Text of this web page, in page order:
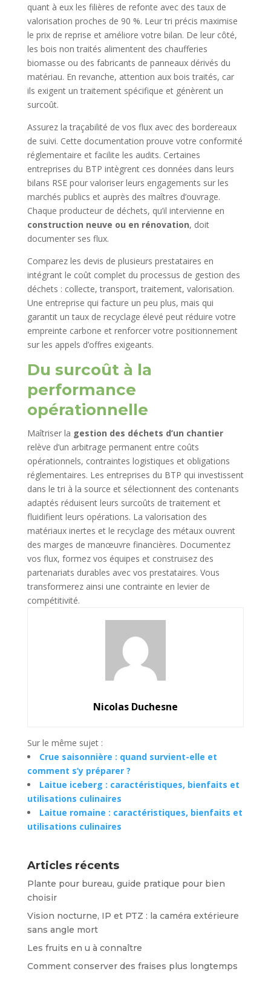
quant à eux les filières de refonte avec des taux de
valorisation proches de 90 %. Leur tri précis maximise
le prix de reprise et améliore votre bilan. De leur côté,
les bois non traités alimentent des chaufferies
biomasse ou des fabricants de panneaux dérivés du
matériau. En revanche, attention aux bois traités, car
ils exigent un traitement spécifique et génèrent un
surcoût.
Assurez la traçabilité de vos flux avec des bordereaux
de suivi. Cette documentation prouve votre conformité
réglementaire et facilite les audits. Certaines
entreprises du BTP intègrent ces données dans leurs
bilans RSE pour valoriser leurs engagements sur les
marchés publics et auprès des maîtres d’ouvrage.
Chaque producteur de déchets, qu’il intervienne en
construction neuve ou en rénovation, doit
documenter ses flux.
Comparez les devis de plusieurs prestataires en
intégrant le coût complet du processus de gestion des
déchets : collecte, transport, traitement, valorisation.
Une entreprise qui facture un peu plus, mais qui
garantit un taux de recyclage élevé peut réduire votre
empreinte carbone et renforcer votre positionnement
sur les appels d’offres exigeants.
Du surcoût à la
performance
opérationnelle
Maîtriser la gestion des déchets d’un chantier
relève d’un arbitrage permanent entre coûts
opérationnels, contraintes logistiques et obligations
réglementaires. Les entreprises du BTP qui investissent
dans le tri à la source et sélectionnent des contenants
adaptés réduisent leurs surcoûts de traitement et
fluidifient leurs opérations. La valorisation des
matériaux inertes et le recyclage des métaux ouvrent
des marges de manœuvre financières. Documentez
vos flux, formez vos équipes et construisez des
partenariats durables avec vos prestataires. Vous
transformerez ainsi une contrainte en levier de
compétitivité.
Nicolas Duchesne
Sur le même sujet :
Crue saisonnière : quand survient-elle et
comment s’y préparer ?
Laitue iceberg : caractéristiques, bienfaits et
utilisations culinaires
Laitue romaine : caractéristiques, bienfaits et
utilisations culinaires
Articles récents
Plante pour bureau, guide pratique pour bien
choisir
Vision nocturne, IP et PTZ : la caméra extérieure
sans angle mort
Les fruits en u à connaître
Comment conserver des fraises plus longtemps